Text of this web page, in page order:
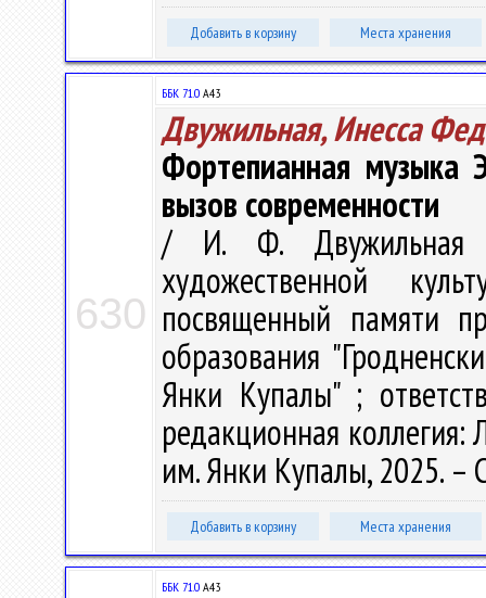
Добавить в корзину Места хранения
630
ББК 71.0 А43
Двужильная, Инесса
Фортепианная музыка
вызов современности
/ И. Ф. Двужильная
художественной
посвященный памяти
образования
Янки Купалы" ;
редакционная коллегия:
им. Янки Купалы, 2025. –
Добавить в корзину Места хранения
ББК 71.0 А43